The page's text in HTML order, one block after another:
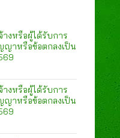
งหรือผู้ได้รับการ
ญาหรือข้อตกลงเป็น
งหรือผู้ได้รับการ
ญาหรือข้อตกลงเป็น